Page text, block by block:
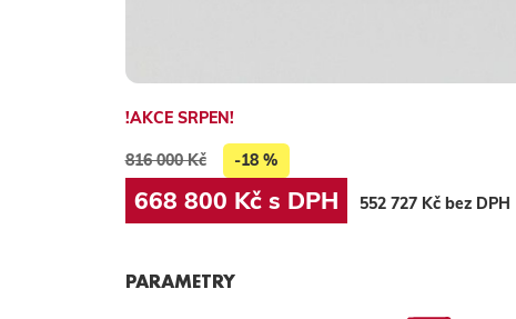
!AKCE SRPEN!
816 000 Kč -18 %
668 800 Kč s DPH 552 727 Kč bez DPH
PARAMETRY